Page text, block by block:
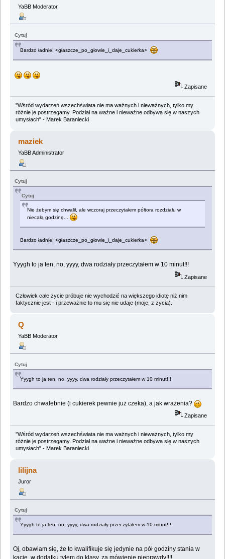
YaBB Moderator
Cytuj
Bardzo ładnie! <głaszcze_po_głowie_i_daje_cukierka>
Zapisane
"Wśród wydarzeń wszechświata nie ma ważnych i nieważnych, tylko my
różnie je postrzegamy. Podział na ważne i nieważne odbywa się w naszych
umysłach" - Marek Baraniecki
maziek
YaBB Administrator
Cytuj
Cytuj
Nie żebym się chwalił, ale wczoraj przeczytałem półtora rozdziału w
niecałą godzinę...
Bardzo ładnie! <głaszcze_po_głowie_i_daje_cukierka>
Yyygh to ja ten, no, yyyy, dwa rodziały przeczytałem w 10 minut!!!
Zapisane
Człowiek całe życie próbuje nie wychodzić na większego idiotę niż nim
faktycznie jest - i przeważnie to mu się nie udaje (moje, z życia).
Q
YaBB Moderator
Cytuj
Yyygh to ja ten, no, yyyy, dwa rodziały przeczytałem w 10 minut!!!
Bardzo chwalebnie (i cukierek pewnie już czeka), a jak wrażenia?
Zapisane
"Wśród wydarzeń wszechświata nie ma ważnych i nieważnych, tylko my
różnie je postrzegamy. Podział na ważne i nieważne odbywa się w naszych
umysłach" - Marek Baraniecki
lilijna
Juror
Cytuj
Yyygh to ja ten, no, yyyy, dwa rodziały przeczytałem w 10 minut!!!
Oj, obawiam się, że to kwalifikuje się jedynie na pół godziny stania w